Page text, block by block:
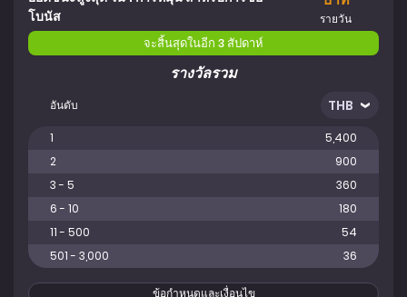
โบนัส
รายวัน
จะสิ้นสุดในอีก 3 สัปดาห์
รางวัลรวม
1
5,400
2
900
3 - 5
360
6 - 10
180
11 - 500
54
501 - 3,000
36
อันดับ
ข้อกำหนดและเงื่อนไข